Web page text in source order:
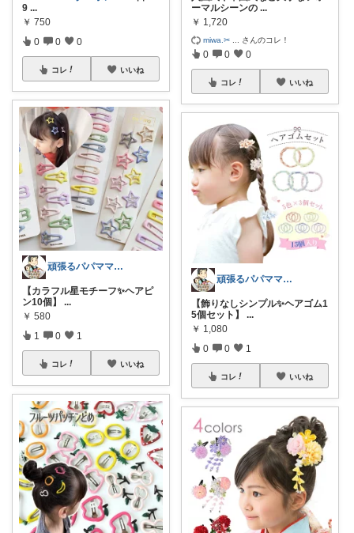
9 ...
￥ 750
0 0 0
コレ いいね
頑張るパパママ応援隊@育児・子供用品紹介
【カラフル星モチーフ✨ヘアピ
ン10個】 ...
￥ 580
1 0 1
コレ いいね
ーマルシーンの ...
￥ 1,720
miwa.✂︎ さんのコレ！
0 0 0
コレ いいね
頑張るパパママ応援隊@育児・子供用品紹介
【飾りなしシンプル✨ヘアゴム1
5個セット】
...
￥ 1,080
0 0 1
コレ いいね